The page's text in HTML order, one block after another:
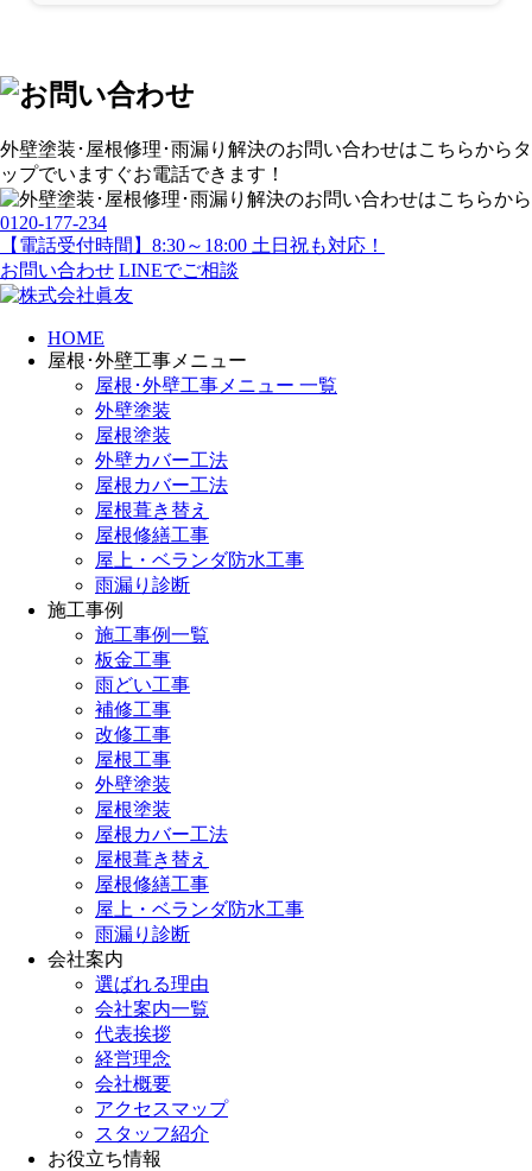
外壁塗装･屋根修理･雨漏り解決のお問い合わせはこちらから タ
ップでいますぐお電話できます！
0120-177-234
【電話受付時間】8:30～18:00 土日祝も対応！
お問い合わせ LINEでご相談
HOME
屋根･外壁工事メニュー
屋根･外壁工事メニュー 一覧
外壁塗装
屋根塗装
外壁カバー工法
屋根カバー工法
屋根葺き替え
屋根修繕工事
屋上・ベランダ防水工事
雨漏り診断
施工事例
施工事例一覧
板金工事
雨どい工事
補修工事
改修工事
屋根工事
外壁塗装
屋根塗装
屋根カバー工法
屋根葺き替え
屋根修繕工事
屋上・ベランダ防水工事
雨漏り診断
会社案内
選ばれる理由
会社案内一覧
代表挨拶
経営理念
会社概要
アクセスマップ
スタッフ紹介
お役立ち情報